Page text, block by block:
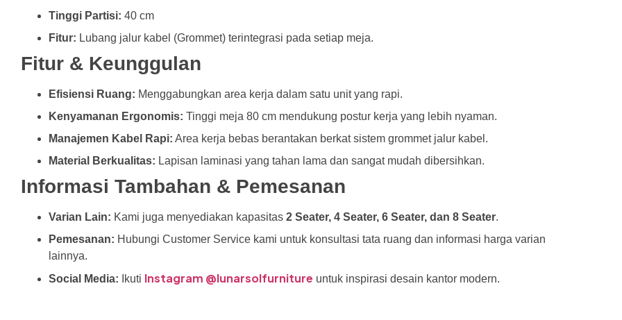
Tinggi Partisi: 40 cm
Fitur: Lubang jalur kabel (Grommet) terintegrasi pada setiap meja.
Fitur & Keunggulan
Efisiensi Ruang: Menggabungkan area kerja dalam satu unit yang rapi.
Kenyamanan Ergonomis: Tinggi meja 80 cm mendukung postur kerja yang lebih nyaman.
Manajemen Kabel Rapi: Area kerja bebas berantakan berkat sistem grommet jalur kabel.
Material Berkualitas: Lapisan laminasi yang tahan lama dan sangat mudah dibersihkan.
Informasi Tambahan & Pemesanan
Varian Lain: Kami juga menyediakan kapasitas 2 Seater, 4 Seater, 6 Seater, dan 8 Seater.
Pemesanan: Hubungi Customer Service kami untuk konsultasi tata ruang dan informasi harga varian
lainnya.
Social Media: Ikuti Instagram @lunarsolfurniture untuk inspirasi desain kantor modern.